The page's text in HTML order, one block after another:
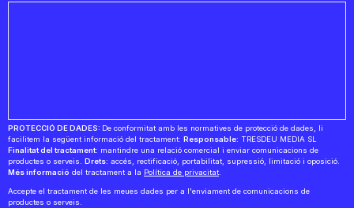
PROTECCIÓ DE DADES: De conformitat amb les normatives de protecció de dades, li
facilitem la següent informació del tractament: Responsable: TRESDEU MEDIA SL
Finalitat del tractament: mantindre una relació comercial i enviar comunicacions de
productes o serveis. Drets: accés, rectificació, portabilitat, supressió, limitació i oposició.
Més informació del tractament a la Política de privacitat
Accepte el tractament de les meues dades per a l'enviament de comunicacions de
productes o serveis.